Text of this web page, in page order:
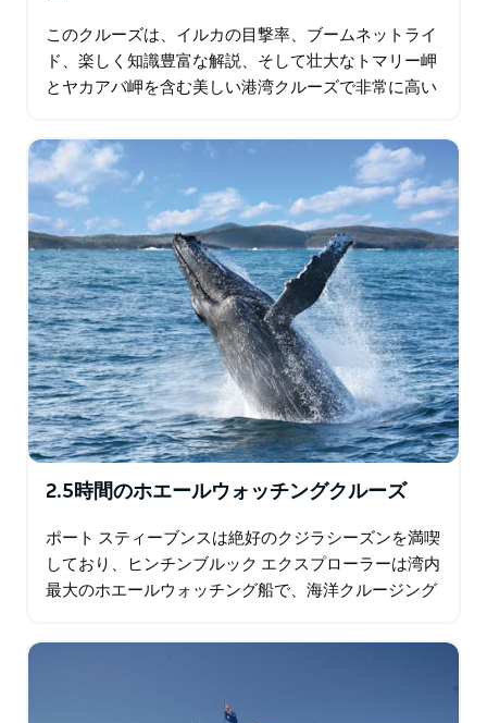
このクルーズは、イルカの目撃率、ブームネットライ
ド、楽しく知識豊富な解説、そして壮大なトマリー岬
とヤカアバ岬を含む美しい港湾クルーズで非常に高い
び心と知性に触れる特別な機会をご提供します。さら
に…
2.5時間のホエールウォッチングクルーズ
ポート スティーブンスは絶好のクジラシーズンを満喫
しており、ヒンチンブルック エクスプローラーは湾内
最大のホエールウォッチング船で、海洋クルージング
で…